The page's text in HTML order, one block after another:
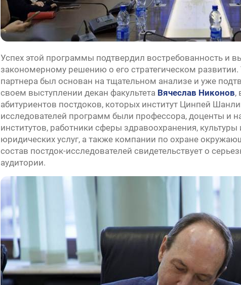
Успех этой программы подтвердил востребованность и
закономерному решению о его стратегическом
партнера был основан на тщательном анализе и уже
своем выступлении декан факультета Вячеслав Никонов,
абитуриентов постдоков, которых институт Цинпей
исследователей программ были профессора, доценты и
институтов, работники сферы здравоохранения,
юридических услуг, а также компании по охране
состав постдок-исследователей свидетельствует о
аудитории.